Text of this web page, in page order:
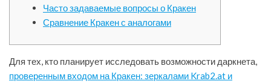
Часто задаваемые вопросы о Кракен
Сравнение Кракен с аналогами
Для тех, кто планирует исследовать возможности даркнета,
проверенным входом на Кракен: зеркалами Krab2.at и